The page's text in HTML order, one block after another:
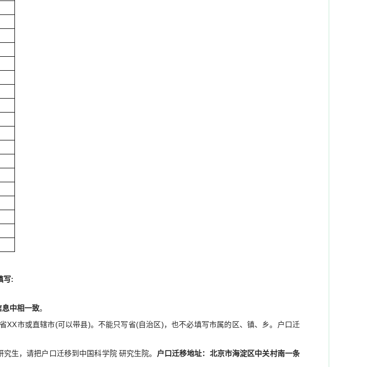
写:
息中相一致。
XX市或直辖市(可以带县)。不能只写省(自治区)，也不必填写市属的区、镇、乡。户口迁
生，请把户口迁移到中国科学院 研究生院。 户口迁移地址：北京市海淀区中关村南一条